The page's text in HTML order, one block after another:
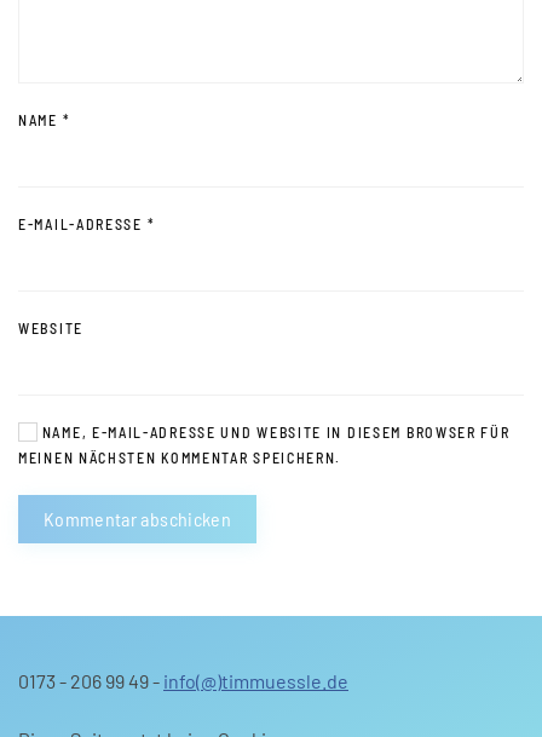
NAME *
E-MAIL-ADRESSE *
WEBSITE
NAME, E-MAIL-ADRESSE UND WEBSITE IN DIESEM BROWSER FÜR
MEINEN NÄCHSTEN KOMMENTAR SPEICHERN.
Kommentar abschicken
0173 - 206 99 49 - info(@)timmuessle.de